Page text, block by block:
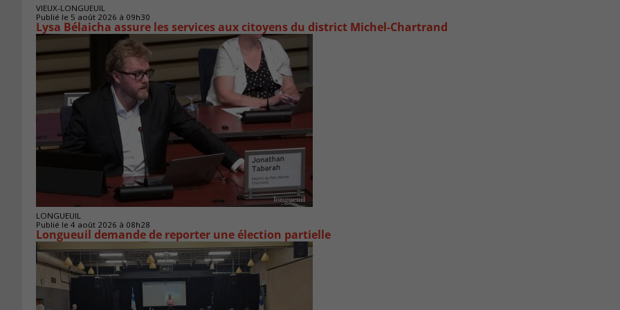
VIEUX-LONGUEUIL
Publié le 5 août 2026 à 09h30
Lysa Bélaicha assure les services aux citoyens du district Michel‑Chartrand
LONGUEUIL
Publié le 4 août 2026 à 08h28
Longueuil demande de reporter une élection partielle